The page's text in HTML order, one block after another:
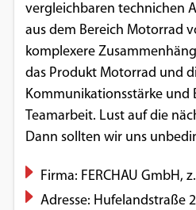
vergleichbaren technichen
aus dem Bereich Motorrad
komplexere
das Produkt Motorrad und
Kommunikationsstärke und
Teamarbeit. Lust auf die
Dann sollten wir uns
Firma: FERCHAU GmbH,
Adresse: Hufelandstraße